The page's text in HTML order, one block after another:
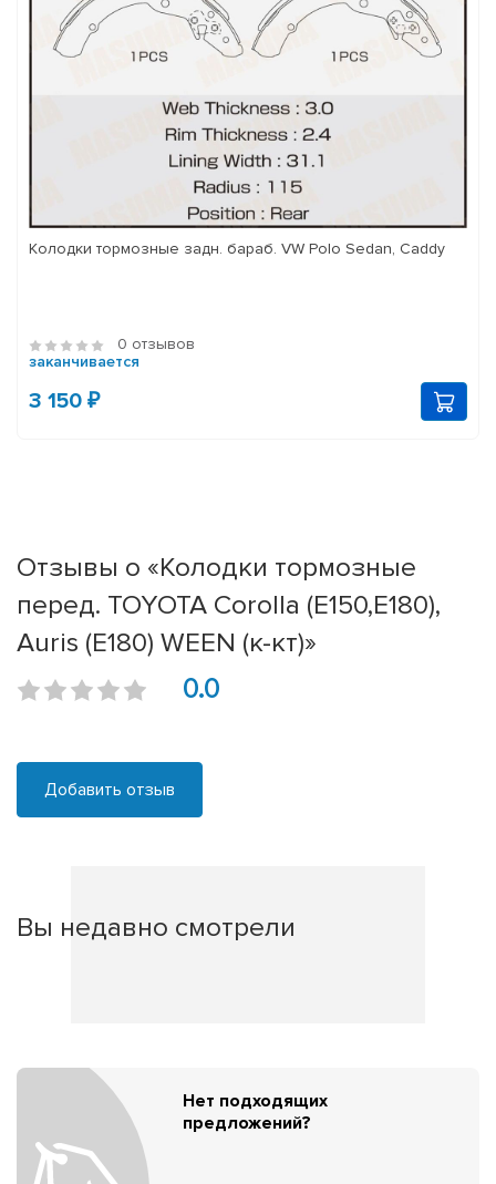
Колодки тормозные задн. бараб. VW Polo Sedan, Caddy
0 отзывов
заканчивается
3 150 ₽
Отзывы о «Колодки тормозные
перед. TOYOTA Corolla (E150,E180),
Auris (E180) WEEN (к-кт)»
0.0
Добавить отзыв
Вы недавно смотрели
Нет подходящих
предложений?